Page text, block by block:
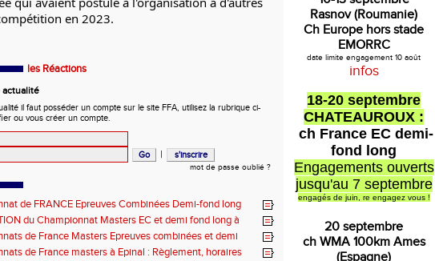
en 2023.
les Réactions
actualité
il faut posséder un compte sur le site FFA, utilisez la rubrique ci-
ou vous créer un compte.
|
mot de passe oublié ?
de FRANCE Epreuves Combinées Demi-fond long
CHATEAUROUX
du Championnat Masters EC et demi fond long à
les 27-28 juin
de France Masters Epreuves combinées et demi
de France masters à Epinal : Règlement, horaires
Rasnov (Roumanie)
Ch Europe hors stade
EMORRC
date limite engagement 10 août
infos
18-20 septembre
CHATEAUROUX :
ch France EC demi-
fond long
Engagements ouverts
jusqu'au 7 septembre
engagés de juin, re engagez vous !
20 septembre
ch WMA 100km Ames
(Espagne)